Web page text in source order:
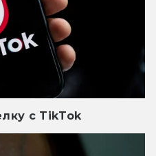
с TikTok